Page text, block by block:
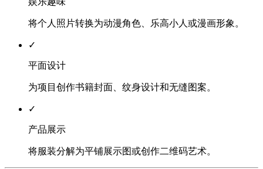
将个人照片转换为动漫角色、乐高小人或漫画形象。
✓
平面设计
为项目创作书籍封面、纹身设计和无缝图案。
✓
产品展示
将服装分解为平铺展示图或创作二维码艺术。